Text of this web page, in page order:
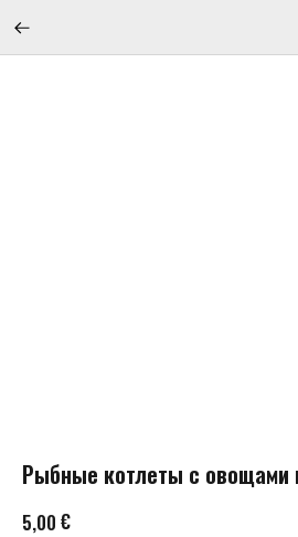
Рыбные котлеты с овощами
5,00 €